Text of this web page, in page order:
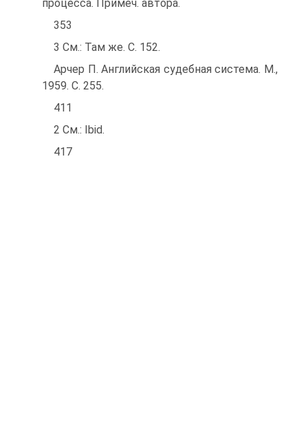
процесса. Примеч. автора.
353
3 См.: Там же. С. 152.
Арчер П. Английская судебная система. М.,
1959. С. 255.
411
2 См.: Ibid.
417